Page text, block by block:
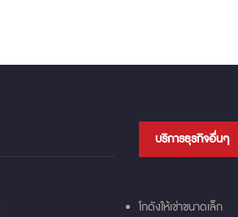
บริการธุรกิจอื่นๆ
โกดังให้เช่าขนาดเล็ก